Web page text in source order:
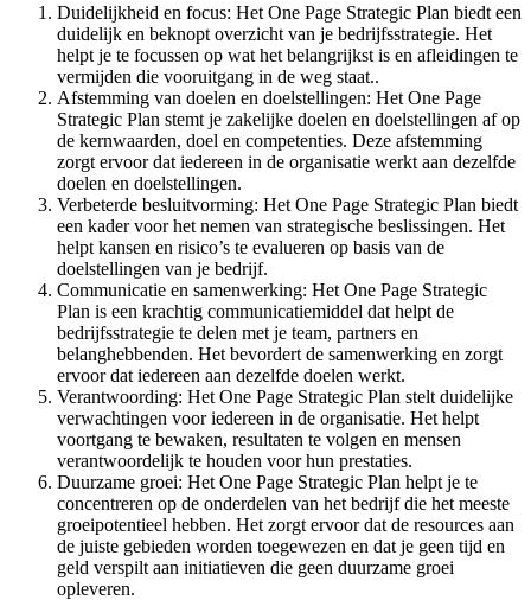
Duidelijkheid en focus: Het One Page Strategic Plan biedt een
duidelijk en beknopt overzicht van je bedrijfsstrategie. Het
helpt je te focussen op wat het belangrijkst is en afleidingen te
vermijden die vooruitgang in de weg staat..
Afstemming van doelen en doelstellingen: Het One Page
Strategic Plan stemt je zakelijke doelen en doelstellingen af op
de kernwaarden, doel en competenties. Deze afstemming
zorgt ervoor dat iedereen in de organisatie werkt aan dezelfde
doelen en doelstellingen.
Verbeterde besluitvorming: Het One Page Strategic Plan biedt
een kader voor het nemen van strategische beslissingen. Het
helpt kansen en risico’s te evalueren op basis van de
doelstellingen van je bedrijf.
Communicatie en samenwerking: Het One Page Strategic
Plan is een krachtig communicatiemiddel dat helpt de
bedrijfsstrategie te delen met je team, partners en
belanghebbenden. Het bevordert de samenwerking en zorgt
ervoor dat iedereen aan dezelfde doelen werkt.
Verantwoording: Het One Page Strategic Plan stelt duidelijke
verwachtingen voor iedereen in de organisatie. Het helpt
voortgang te bewaken, resultaten te volgen en mensen
verantwoordelijk te houden voor hun prestaties.
Duurzame groei: Het One Page Strategic Plan helpt je te
concentreren op de onderdelen van het bedrijf die het meeste
groeipotentieel hebben. Het zorgt ervoor dat de resources aan
de juiste gebieden worden toegewezen en dat je geen tijd en
geld verspilt aan initiatieven die geen duurzame groei
opleveren.